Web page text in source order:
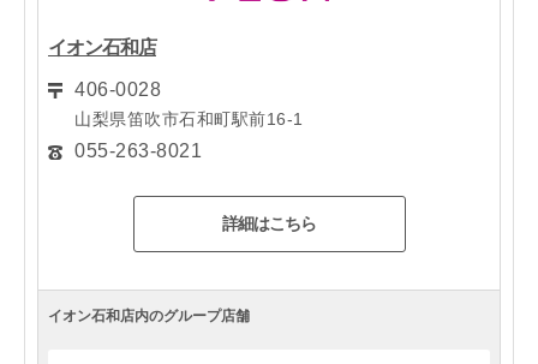
イオン石和店
406-0028
山梨県笛吹市石和町駅前16-1
055-263-8021
詳細はこちら
イオン石和店内のグループ店舗